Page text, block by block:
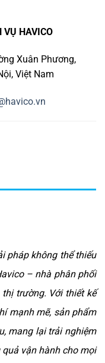
VỤ HAVICO
Xuân Phương,
Việt Nam
pháp không thể thiếu
– nhà phân phối
trường. Với thiết kế
mạnh mẽ, sản phẩm
mang lại trải nghiệm
vận hành cho mọi